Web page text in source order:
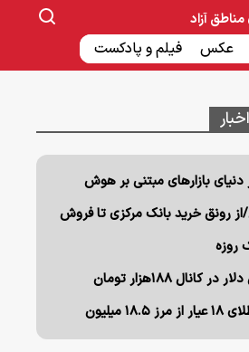
و ساز بانک و بیمه عکس فیلم و پادکست
مناطق آزاد
دنیای بازارهای مبتنی بر هوش
رونق خرید بانک مرکزی تا فروش
روزه
کانال ۱۸۸هزار تومان
۱۸.۵ میلیون